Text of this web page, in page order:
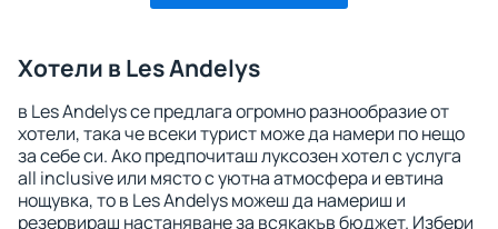
Хотели в Les Andelys
в Les Andelys се предлага огромно разнообразие от
хотели, така че всеки турист може да намери по нещо
за себе си. Ако предпочиташ луксозен хотел с услуга
all inclusive или място с уютна атмосфера и евтина
нощувка, то в Les Andelys можеш да намериш и
резервираш настаняване за всякакъв бюджет. Избери